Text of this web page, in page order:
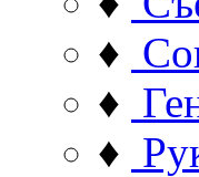
♦
♦
♦